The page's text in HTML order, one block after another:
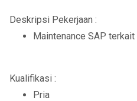
Deskripsi Pekerjaan :
Maintenance SAP
Kualifikasi :
Pria